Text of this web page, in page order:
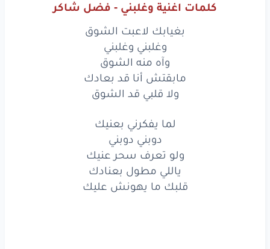
قد
الشوق
يفكرنيبعنيك
دوبني دوبني
تعرفسحرعنيك
يالليمطولبعنادك
قلبكما يهونشعليك
قولللقمرانالبعاد
كلمات اغنية وغلبني - فضل شاكر
بغيابك لاعبت الشوق
وغلبني وغلبني
وآه منه الشوق
مابقتش أنا قد بعادك
ولا قلبي قد الشوق
لما يفكرني بعنيك
دوبني دوبني
ولو تعرف سحر عنيك
ياللي مطول بعنادك
قلبك ما يهونش عليك